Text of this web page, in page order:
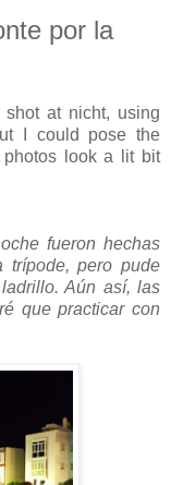
por la
at nicht, using
I could pose the
look a lit bit
fueron hechas
trípode, pero pude
Aún así, las
que practicar con